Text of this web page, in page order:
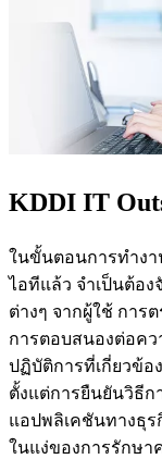
KDDI IT
ในขั้นตอนการทำง
ไอทีแล้ว จำเป็นต้อง
ต่างๆ จากผู้ใช้ การ
การตอบสนองต่อคว
ปฏิบัติการที่เกี่ยวข้
ตั้งแต่การยืนยันวิธีก
แอปพลิเคชันทางธุร
ในแง่ของการรักษ